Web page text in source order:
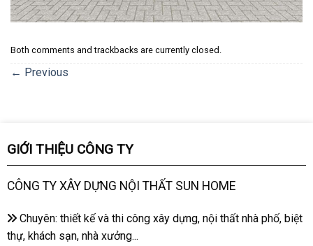
Both comments and trackbacks are currently closed.
← Previous
GIỚI THIỆU CÔNG TY
CÔNG TY XÂY DỰNG NỘI THẤT SUN HOME
Chuyên: thiết kế và thi công xây dựng, nội thất nhà phố, biệt
thự, khách sạn, nhà xưởng...